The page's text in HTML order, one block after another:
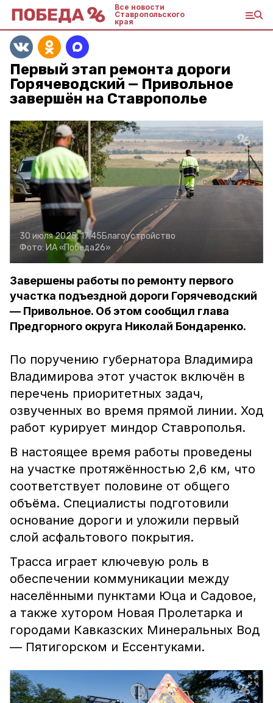
Все новости
Ставропольского
края
Первый этап ремонта дороги
Горячеводский — Привольное
завершён на Ставрополье
30 июля 2025, 17:45Благоустройство
Фото: ИА «Победа26»
Завершены работы по ремонту первого
участка подъездной дороги Горячеводский
— Привольное. Об этом сообщил глава
Предгорного округа Николай Бондаренко.
По поручению губернатора Владимира
Владимирова этот участок включён в
перечень приоритетных задач,
озвученных во время прямой линии. Ход
работ курирует миндор Ставрополья.
В настоящее время работы проведены
на участке протяжённостью 2,6 км, что
соответствует половине от общего
объёма. Специалисты подготовили
основание дороги и уложили первый
слой асфальтового покрытия.
Трасса играет ключевую роль в
обеспечении коммуникации между
населёнными пунктами Юца и Садовое,
а также хутором Новая Пролетарка и
городами Кавказских Минеральных Вод
— Пятигорском и Ессентуками.